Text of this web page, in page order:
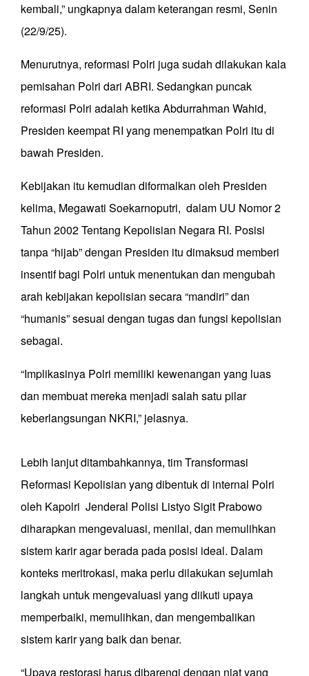
kembali,” ungkapnya dalam keterangan resmi, Senin
(22/9/25).
Menurutnya, reformasi Polri juga sudah dilakukan kala
pemisahan Polri dari ABRI. Sedangkan puncak
reformasi Polri adalah ketika Abdurrahman Wahid,
Presiden keempat RI yang menempatkan Polri itu di
bawah Presiden.
Kebijakan itu kemudian diformalkan oleh Presiden
kelima, Megawati Soekarnoputri, dalam UU Nomor 2
Tahun 2002 Tentang Kepolisian Negara RI. Posisi
tanpa “hijab” dengan Presiden itu dimaksud memberi
insentif bagi Polri untuk menentukan dan mengubah
arah kebijakan kepolisian secara “mandiri” dan
“humanis” sesuai dengan tugas dan fungsi kepolisian
sebagai.
“Implikasinya Polri memiliki kewenangan yang luas
dan membuat mereka menjadi salah satu pilar
keberlangsungan NKRI,” jelasnya.
Lebih lanjut ditambahkannya, tim Transformasi
Reformasi Kepolisian yang dibentuk di internal Polri
oleh Kapolri Jenderal Polisi Listyo Sigit Prabowo
diharapkan mengevaluasi, menilai, dan memulihkan
sistem karir agar berada pada posisi ideal. Dalam
konteks meritrokasi, maka perlu dilakukan sejumlah
langkah untuk mengevaluasi yang diikuti upaya
memperbaiki, memulihkan, dan mengembalikan
sistem karir yang baik dan benar.
“Upaya restorasi harus dibarengi dengan niat yang